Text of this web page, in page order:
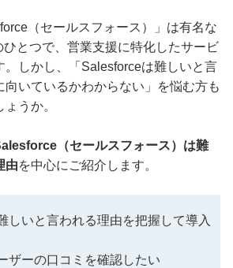
（セールスフォース）」は有名な
とつで、営業支援に特化したサービ
。しかし、「Salesforceは難しいと言
向いているかわからない」を悩む方も
うか。
（セールスフォース）は難
由を中心にご紹介します。
しいと言われる理由を把握して導入
ザーの口コミを確認したい